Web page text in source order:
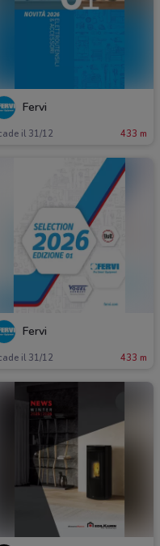
Fervi
il 31/12 433 m
Fervi
il 31/12 433 m